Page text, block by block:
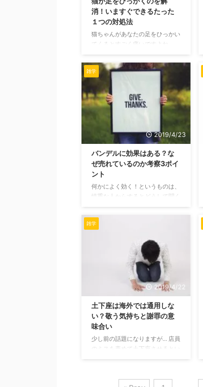
花の形が小さくて可愛らしいとい
うことから雛(ひな)の名前が付け
られました。 日本でポピーを和
名とする場合は、もっぱらこ ...
消！いますぐできるたった
１つの対処法
猫ちゃんがあなたの足をひっかい
てくるとすごく痛いですよね。
持ちがよーくわかります。 なる
べく平和に暮らしたくても、突如
としてそれはやってくるので、癖
になってしまったら厄介ですよ
ね。 なぜ猫はあなたの足をひっ
のでしょうか? 猫がひっかく理由
と対処法を確認していきましょ
う。 猫は本能的にひっかくこと
が刷り込まれている 猫ちゃんが
あなたの足をひっかく理由は、あ
なたの足を獲物だと思っているか
らです。 そもそも猫は単独で行
雑学
2019/4/23
バンデルに効果はある？な
ぜ売れているのか考察3ポイ
ント
何かによく効く！というものは、
慎重な人からするとどうして聞く
今回はそれに当てはまるバンデル
の製品の効果について見ていく記
レスレットを身に付けるだけで効
果があるなんて、本当にありえる
のでしょうか……？ バンデルの効
能と具体性 バンデルとは、最新
のジャパンテクノロジーを駆使し
て開発されたライフスタイルギ
ア。 形状はネックレスやブレス
レットなどがあります。 バンデ
ルの製品を身に付けると、運動能
力、バランス能力、回復力、集中
力について身体的なポテンシャ ...
雑学
2019/4/22
土下座は海外では通用しな
い？敬う気持ちと謝罪の意
味合い
少し前の話題になりますが… 店員
のミスを責めて土下座させるとい
ね。 土下座は日本では謝罪をす